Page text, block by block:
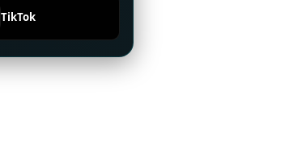
TikTok